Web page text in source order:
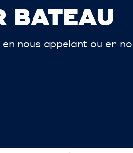
BATEAU
nous appelant ou en